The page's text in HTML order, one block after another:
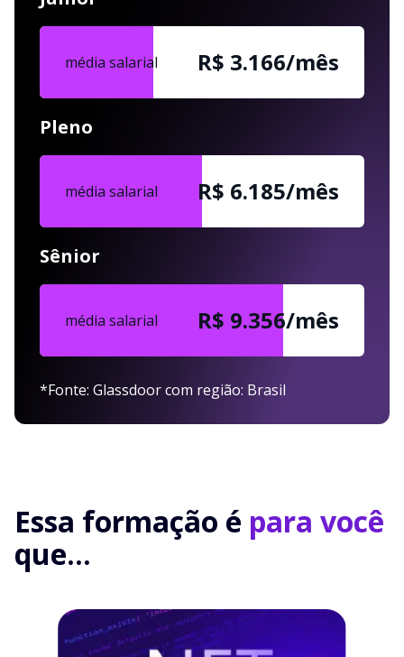
média salarial R$ 3.166/mês
Pleno
média salarial R$ 6.185/mês
Sênior
média salarial R$ 9.356/mês
*Fonte: Glassdoor com região: Brasil
Essa formação é para você
que...